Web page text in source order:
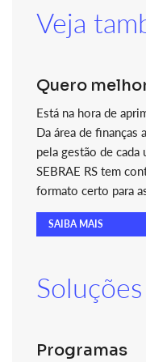
Veja
Quero
Está na hora de
Da área de finanças
pela gestão de
SEBRAE RS tem
formato certo para
SAIBA MAIS
Programas